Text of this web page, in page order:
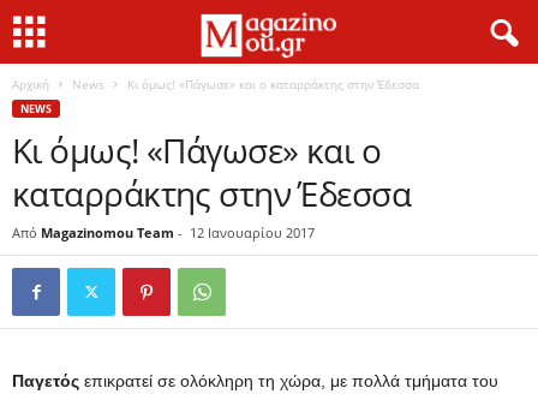
Αρχική News Κι όμως! «Πάγωσε» και ο καταρράκτης στην Έδεσσα
NEWS
Κι όμως! «Πάγωσε» και ο
καταρράκτης στην Έδεσσα
Από Magazinomou Team - 12 Ιανουαρίου 2017
Παγετός επικρατεί σε ολόκληρη τη χώρα, με πολλά τμήματα του